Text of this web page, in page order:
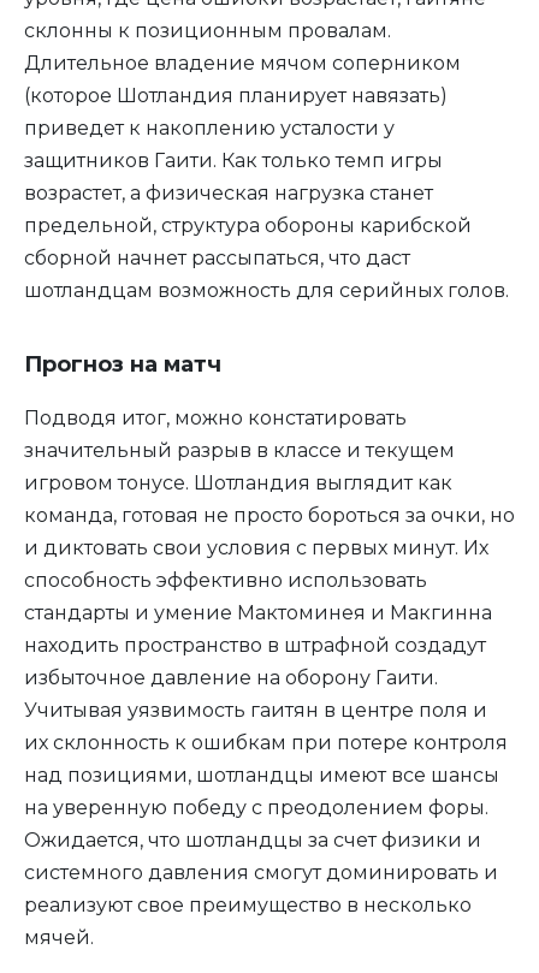
склонны к позиционным провалам.
Длительное владение мячом соперником
(которое Шотландия планирует навязать)
приведет к накоплению усталости у
защитников Гаити. Как только темп игры
возрастет, а физическая нагрузка станет
предельной, структура обороны карибской
сборной начнет рассыпаться, что даст
шотландцам возможность для серийных голов.
Прогноз на матч
Подводя итог, можно констатировать
значительный разрыв в классе и текущем
игровом тонусе. Шотландия выглядит как
команда, готовая не просто бороться за очки, но
и диктовать свои условия с первых минут. Их
способность эффективно использовать
стандарты и умение Мактоминея и Макгинна
находить пространство в штрафной создадут
избыточное давление на оборону Гаити.
Учитывая уязвимость гаитян в центре поля и
их склонность к ошибкам при потере контроля
над позициями, шотландцы имеют все шансы
на уверенную победу с преодолением форы.
Ожидается, что шотландцы за счет физики и
системного давления смогут доминировать и
реализуют свое преимущество в несколько
мячей.